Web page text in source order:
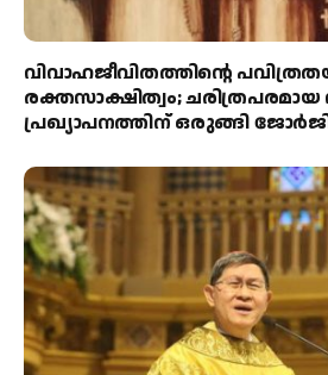
വിവാഹജീവിതത്തിന്റെ
രക്തസാക്ഷിത്വം; ചരിത്രപരമായ
പ്രഖ്യാപനത്തിന് ഒരുങ്ങി